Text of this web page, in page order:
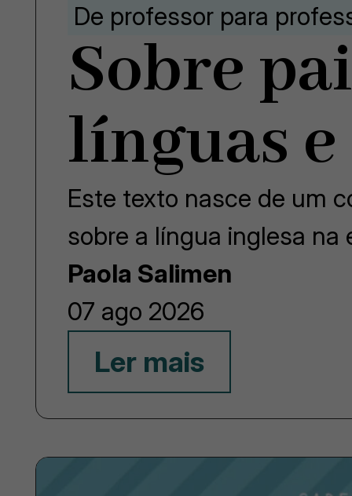
De professor para
Sobre
línguas
Este texto nasce de um
sobre a língua inglesa na
Paola Salimen
07 ago 2026
Ler mais